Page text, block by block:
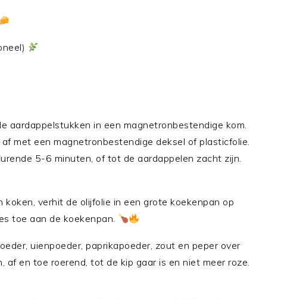
aardappelstukken in een magnetronbestendige kom.
met een magnetronbestendige deksel of plasticfolie.
5-6 minuten, of tot de aardappelen zacht zijn.
koken, verhit de olijfolie in een grote koekenpan op
toe aan de koekenpan.
uienpoeder, paprikapoeder, zout en peper over
af en toe roerend, tot de kip gaar is en niet meer roze.